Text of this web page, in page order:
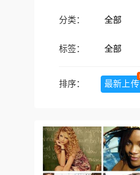
分类： 全部
标签： 全部
排序： 最新上传